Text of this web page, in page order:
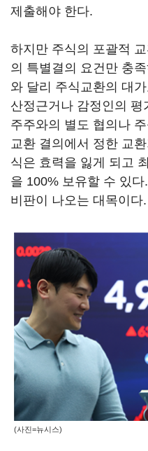
제출해야 한다.
하지만 주식의 포괄적
의 특별결의 요건만 충
와 달리 주식교환의 대
산정근거나 감정인의 평
주주와의 별도 협의나
교환 결의에서 정한 교
식은 효력을 잃게 되고
을 100% 보유할 수 있
비판이 나오는 대목이다.
(사진=뉴시스)